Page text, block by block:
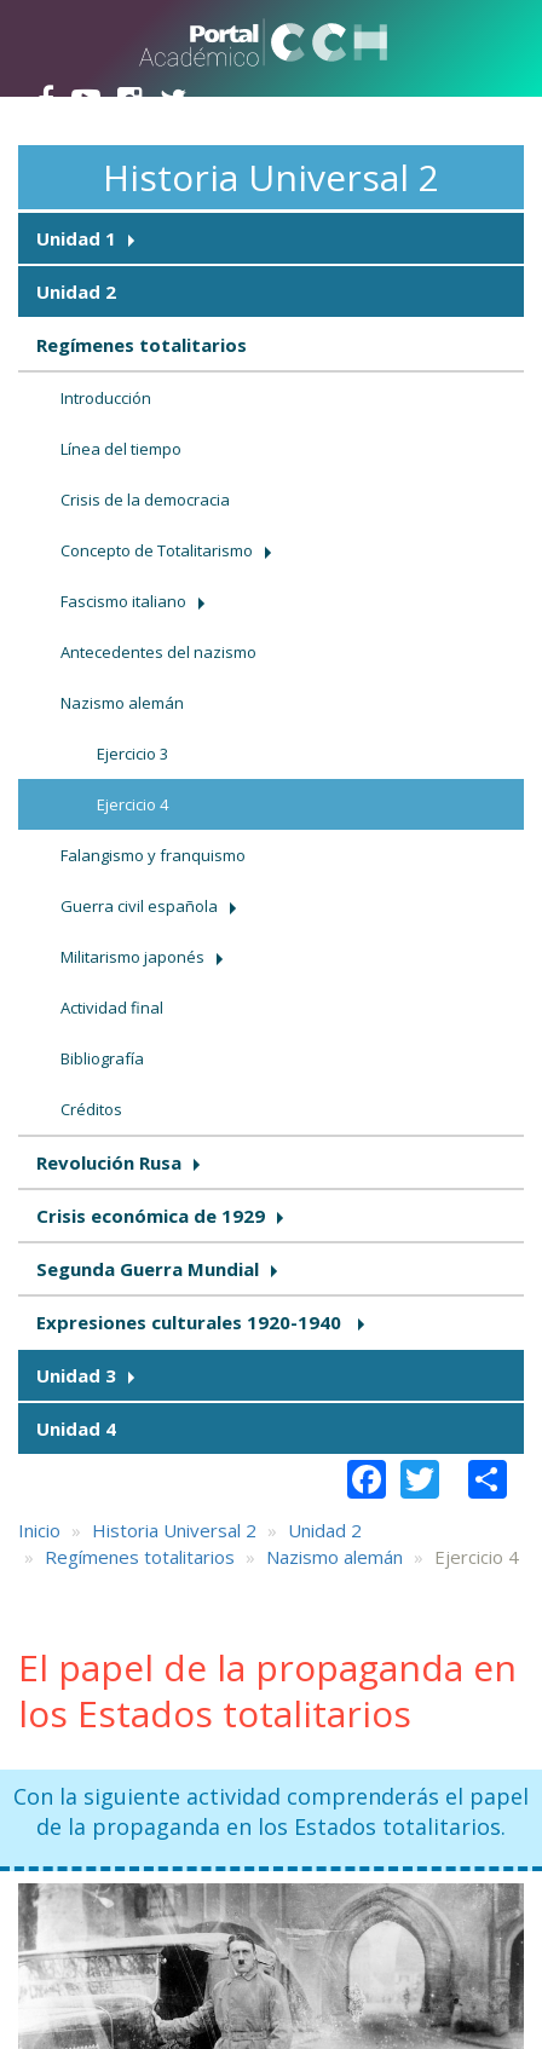
Historia Universal 2
Unidad 1
Unidad 2
Regímenes totalitarios
Introducción
Línea del tiempo
Crisis de la democracia
Concepto de Totalitarismo
Fascismo italiano
Antecedentes del nazismo
Nazismo alemán
Ejercicio 3
Ejercicio 4
Falangismo y franquismo
Guerra civil española
Militarismo japonés
Actividad final
Bibliografía
Créditos
Revolución Rusa
Crisis económica de 1929
Segunda Guerra Mundial
Expresiones culturales 1920-1940
Unidad 3
Unidad 4
Inicio Historia Universal 2
Unidad 2
Regímenes totalitarios
Nazismo alemán Ejercicio 4
El papel de la propaganda en
los Estados totalitarios
Con la siguiente actividad comprenderás el papel
de la propaganda en los Estados totalitarios.